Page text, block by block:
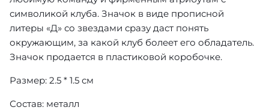
символикой клуба. Значок в виде прописной
литеры «Д» со звездами сразу даст понять
окружающим, за какой клуб болеет его обладатель.
Значок продается в пластиковой коробочке.
Размер: 2.5 * 1.5 см
Состав: металл